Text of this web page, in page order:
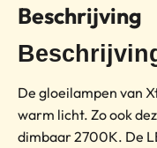
Beschrijving
De gloeilampen van
warm licht. Zo ook
dimbaar 2700K. De